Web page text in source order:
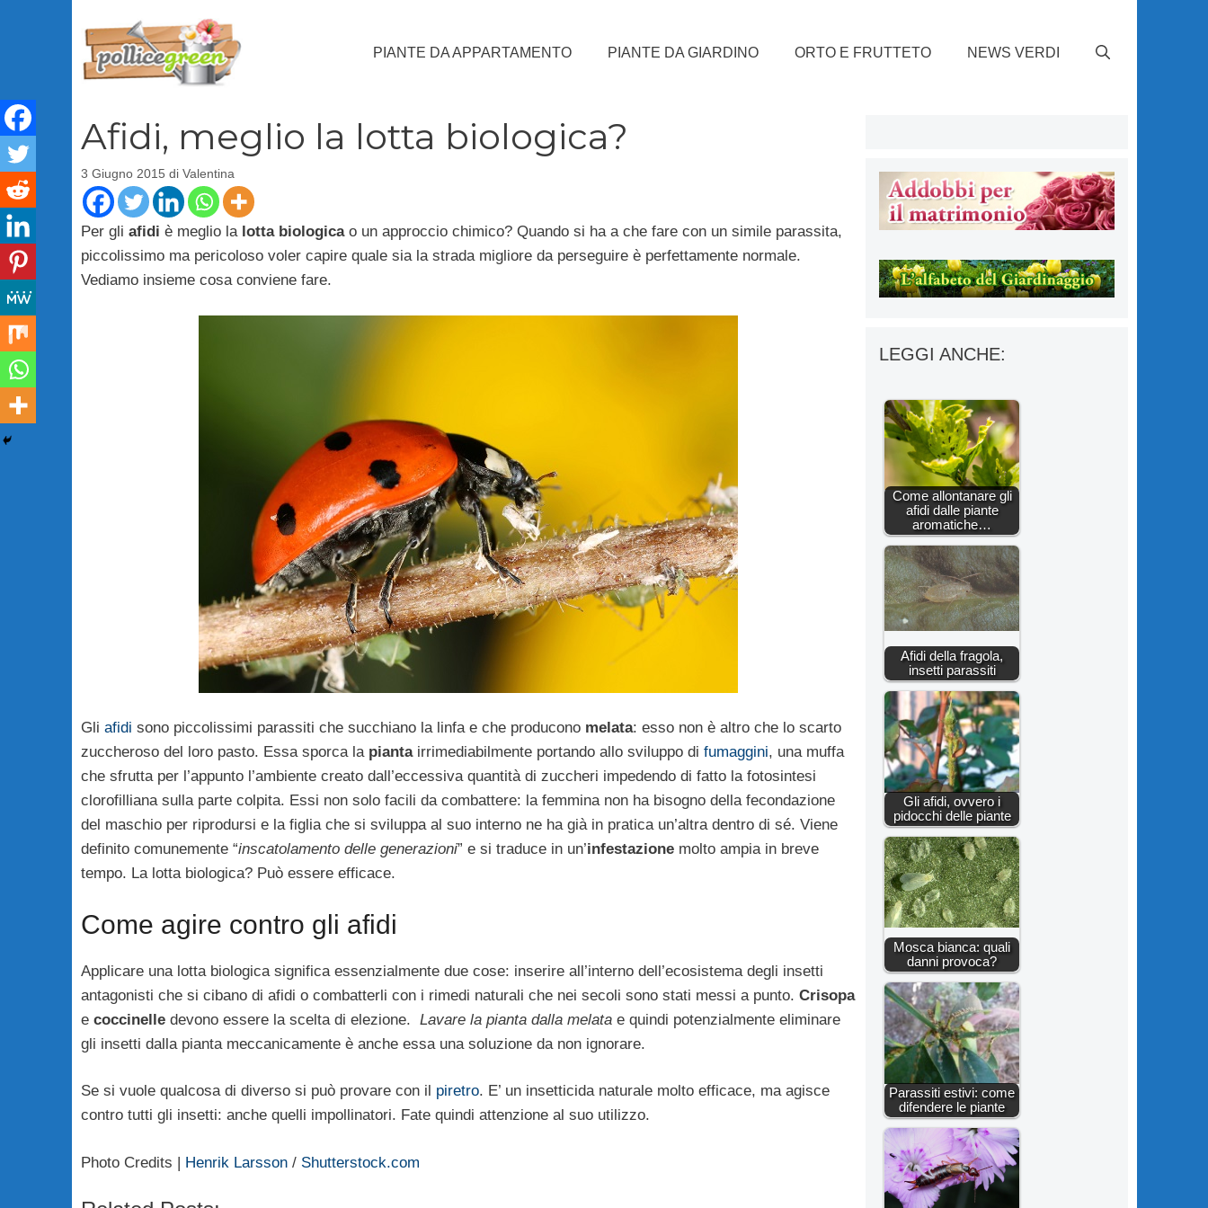
PIANTE DA APPARTAMENTO PIANTE DA GIARDINO ORTO E FRUTTETO NEWS VERDI
Afidi, meglio la lotta biologica?
3 Giugno 2015 di Valentina
Per gli afidi è meglio la lotta biologicao un approccio chimico? Quando si ha a che fare con un simile parassita,
piccolissimo ma pericoloso voler capire quale sia la strada migliore da perseguire è perfettamente normale.
Vediamo insieme cosa conviene fare.
Gli afidi sono piccolissimi parassiti che succhiano la linfa e che producono melata: esso non è altro che lo scarto
zuccheroso del loro pasto. Essa sporca lapiantairrimediabilmente portando allo sviluppo di fumaggini, una muffa
che sfrutta per l’appunto l’ambiente creato dall’eccessiva quantità di zuccheri impedendo di fatto la fotosintesi
clorofilliana sulla parte colpita. Essi non solo facili da combattere: la femmina non ha bisogno della fecondazione
del maschio per riprodursi e la figlia che si sviluppa al suo interno ne ha già in pratica un’altra dentro di sé. Viene
definito comunemente “inscatolamento delle generazioni” e si traduce in un’infestazionemolto ampia in breve
tempo. La lotta biologica? Può essere efficace.
Come agire contro gli afidi
Applicare una lotta biologica significa essenzialmente due cose: inserire all’interno dell’ecosistema degli insetti
antagonisti che si cibano di afidi o combatterli con i rimedi naturali che nei secoli sono stati messi a punto. Crisopa
e coccinelledevono essere la scelta di elezione. Lavare la pianta dalla melatae quindi potenzialmente eliminare
gli insetti dalla pianta meccanicamente è anche essa una soluzione da non ignorare.
Se si vuole qualcosa di diverso si può provare con il piretro. E’ un insetticida naturale molto efficace, ma agisce
contro tutti gli insetti: anche quelli impollinatori. Fate quindi attenzione al suo utilizzo.
Photo Credits | Henrik Larsson/ Shutterstock.com
LEGGI ANCHE:
Come allontanare gli
afidi dalle piante
aromatiche…
Afidi della fragola,
insetti parassiti
Gli afidi, ovvero i
pidocchi delle piante
Mosca bianca: quali
danni provoca?
Parassiti estivi: come
difendere le piante